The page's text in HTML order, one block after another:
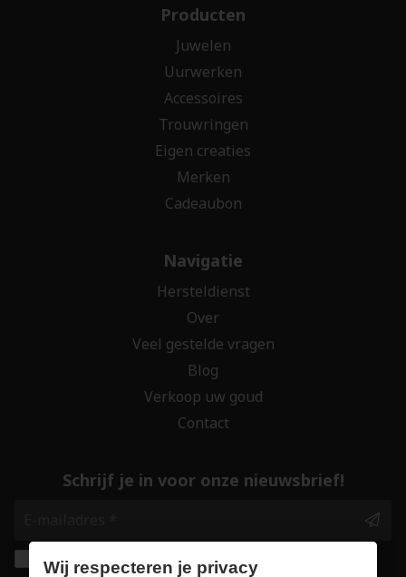
Producten
Juwelen
Uurwerken
Accessoires
Trouwringen
Eigen creaties
Merken
Cadeaubon
Navigatie
Hersteldienst
Over
Veel gestelde vragen
Blog
Verkoop uw goud
Contact
Schrijf je in voor onze nieuwsbrief!
Ik geef de toestemming om mijn gegevens te
Wij respecteren je privacy